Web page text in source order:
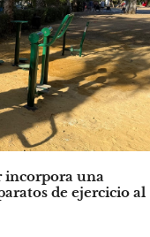
incorpora una
de ejercicio al